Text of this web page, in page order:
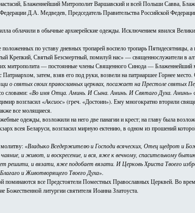
Блаженнейший Митрополит Варшавский и всей Польши Савва,
Д.А. Медведев, Председатель Правительства Российской
облачили в обычные архиерейские одежды. Исключением явился
по уставу дневных тропарей воспело тропарь Пятидесятницы, а
Святый Безсмертный, помилуй нас» — священнослужители в
митрополита — постоянные члены Священного Синода —
затем, взяв его под руки, возвели на патриаршее Горнее
о святых своих православных церквах, посажает на Престоле
словами: «Во имя Отца. Аминь. И Сына. Аминь. И Святаго Духа. Аминь»
возгласил «Аксиос» (греч. «Достоин»). Ему многократно вторили
все молящиеся.
одежды, возложили на него две панагии и крест; на главу была
всея Беларуси, возгласил мирную ектению, в одном из прошений
«Владыко Вседержителю и Господи всяческих, Отец щедрот и
и живот, и воскресение, и вся, яже к вечному, спасительному
решити, и вязати, яже подобает вязати. И Церковь Христа Твоего
и Животворящего Твоего Духа».
поминаются все Предстоятели Поместных Православных Церквей. Во
литургии святителя Иоанна Златоуста.